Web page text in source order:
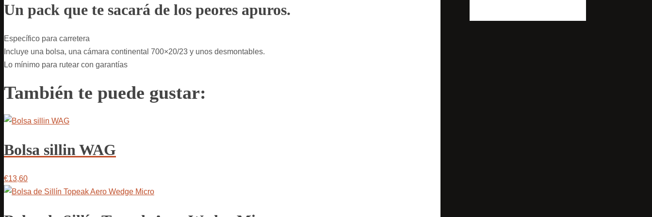
Un pack que te sacará de los peores apuros.
Específico para carretera
Incluye una bolsa, una cámara continental 700×20/23 y unos desmontables.
Lo mínimo para rutear con garantías
También te puede gustar:
Bolsa sillin WAG
€13,60